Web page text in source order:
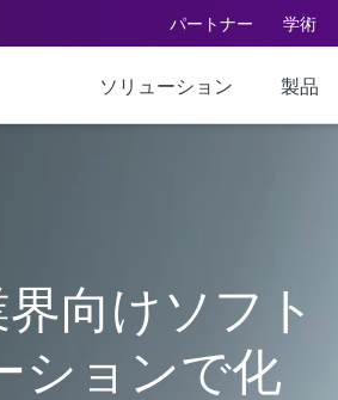
パートナー 学術
ソリューション 製品
界向けソフト
ションで化